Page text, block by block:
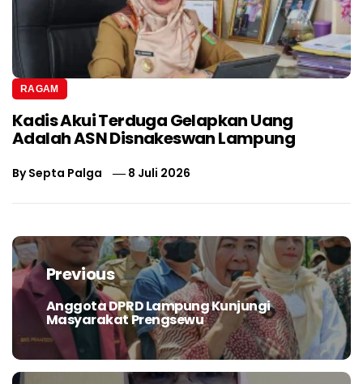
RAGAM
Kadis Akui Terduga Gelapkan Uang
Adalah ASN Disnakeswan Lampung
BySepta Palga 8 Juli 2026
Navigasi
posPrevious
Previous
post:
Anggota DPRD Lampung Kunjungi
Masyarakat Prengsewu